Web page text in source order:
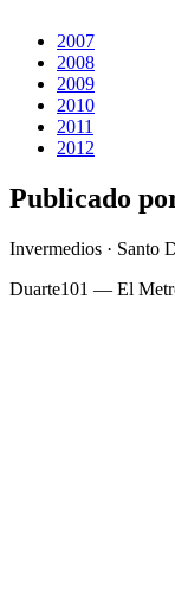
2007
2008
2009
2010
2011
2012
Publicado
Invermedios · Santo
Duarte101 — El